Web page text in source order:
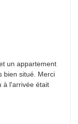
un appartement
bien situé. Merci
à l'arrivée était